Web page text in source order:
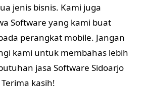
jenis bisnis. Kami juga
Software yang kami buat
perangkat mobile. Jangan
kami untuk membahas lebih
jasa Software Sidoarjo
kasih!